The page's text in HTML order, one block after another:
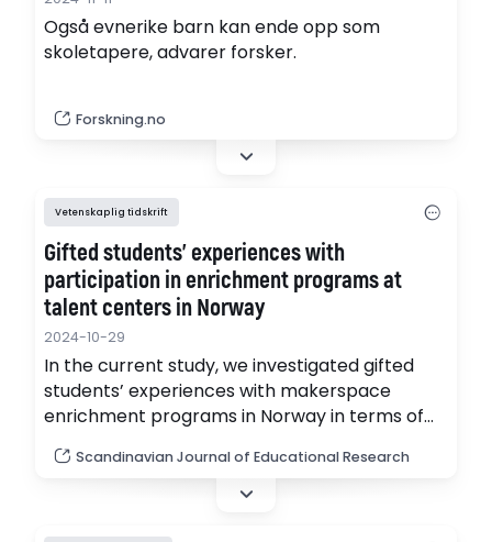
Også evnerike barn kan ende opp som
skoletapere, advarer forsker.
Forskning.no
Vetenskaplig tidskrift
Gifted students’ experiences with
participation in enrichment programs at
talent centers in Norway
2024-10-29
In the current study, we investigated gifted
students’ experiences with makerspace
enrichment programs in Norway in terms of
support aspects.
Scandinavian Journal of Educational Research